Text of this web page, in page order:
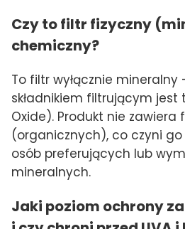
Czy to filtr fizyczny
chemiczny?
To filtr wyłącznie
składnikiem filtrującym jest
Oxide). Produkt nie
(organicznych), co czyni
osób preferujących lub
mineralnych.
Jaki poziom ochrony